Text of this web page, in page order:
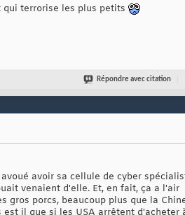
qui terrorise les plus petits
Répondre avec citation
avoir sa cellule de cyber
venaient d'elle. Et, en fait, ça a l'air
gros porcs, beaucoup plus que la